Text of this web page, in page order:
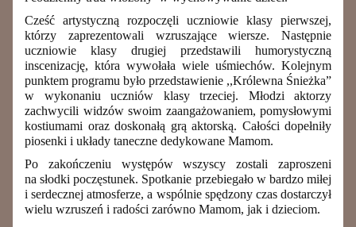
Cześć artystyczną rozpoczęli uczniowie klasy pierwszej,
którzy zaprezentowali wzruszające wiersze. Następnie
uczniowie klasy drugiej przedstawili humorystyczną
inscenizację, która wywołała wiele uśmiechów. Kolejnym
punktem programu było przedstawienie ,,Królewna Śnieżka”
w wykonaniu uczniów klasy trzeciej. Młodzi aktorzy
zachwycili widzów swoim zaangażowaniem, pomysłowymi
kostiumami oraz doskonałą grą aktorską. Całości dopełniły
piosenki i układy taneczne dedykowane Mamom.
Po zakończeniu występów wszyscy zostali zaproszeni
na słodki poczęstunek. Spotkanie przebiegało w bardzo miłej
i serdecznej atmosferze, a wspólnie spędzony czas dostarczył
wielu wzruszeń i radości zarówno Mamom, jak i dzieciom.